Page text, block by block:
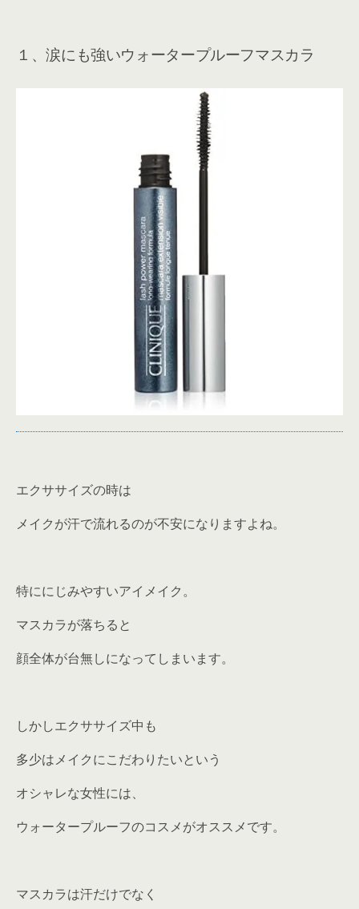
１、涙にも強いウォータープルーフマスカラ
エクササイズの時は
メイクが汗で流れるのが不安になりますよね。
特ににじみやすいアイメイク。
マスカラが落ちると
顔全体が台無しになってしまいます。
しかしエクササイズ中も
多少はメイクにこだわりたいという
オシャレな女性には、
ウォータープルーフのコスメがオススメです。
マスカラは汗だけでなく